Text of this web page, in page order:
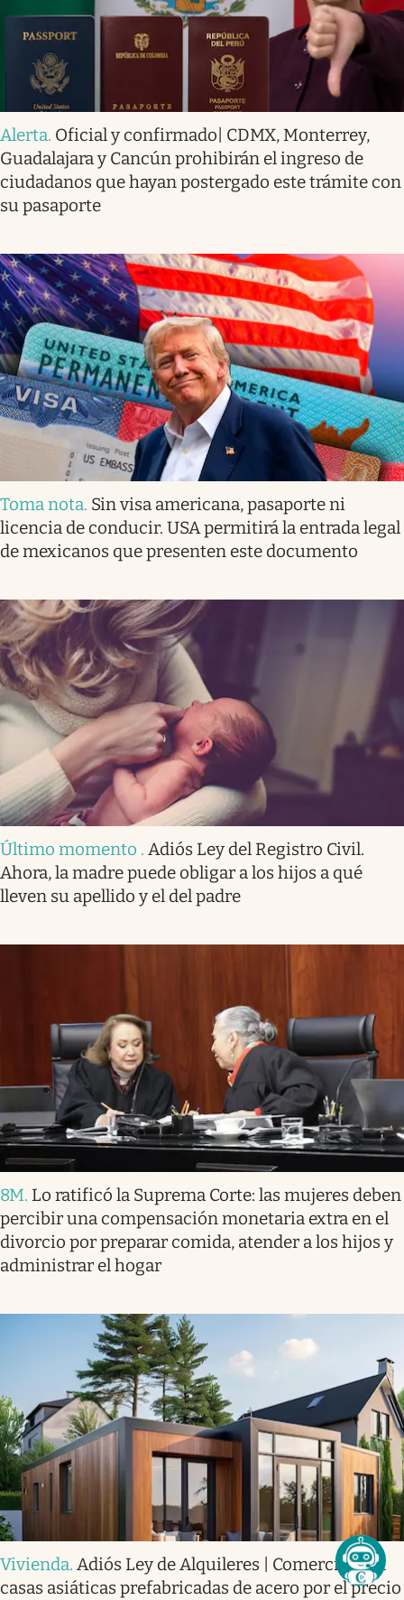
Alerta. Oficial y confirmado| CDMX, Monterrey,
Guadalajara y Cancún prohibirán el ingreso de
ciudadanos que hayan postergado este trámite con
su pasaporte
Toma nota. Sin visa americana, pasaporte ni
licencia de conducir. USA permitirá la entrada legal
de mexicanos que presenten este documento
Último momento . Adiós Ley del Registro Civil.
Ahora, la madre puede obligar a los hijos a qué
lleven su apellido y el del padre
8M. Lo ratificó la Suprema Corte: las mujeres deben
percibir una compensación monetaria extra en el
divorcio por preparar comida, atender a los hijos y
administrar el hogar
Vivienda. Adiós Ley de Alquileres | Comercializan
casas asiáticas prefabricadas de acero por el precio